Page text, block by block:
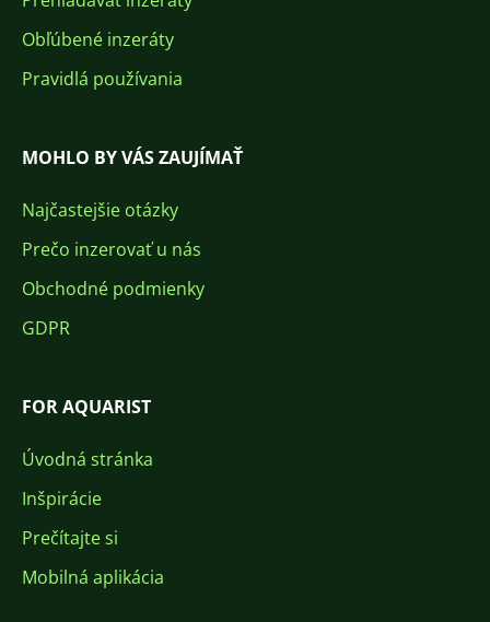
Obľúbené inzeráty
Pravidlá používania
MOHLO BY VÁS ZAUJÍMAŤ
Najčastejšie otázky
Prečo inzerovať u nás
Obchodné podmienky
GDPR
FOR AQUARIST
Úvodná stránka
Inšpirácie
Prečítajte si
Mobilná aplikácia